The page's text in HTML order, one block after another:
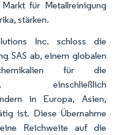
für Metallreinigung
stärken.
Inc. schloss die
SAS ab, einem globalen
für die
einschließlich
in Europa, Asien,
ist. Diese Übernahme
Reichweite auf die